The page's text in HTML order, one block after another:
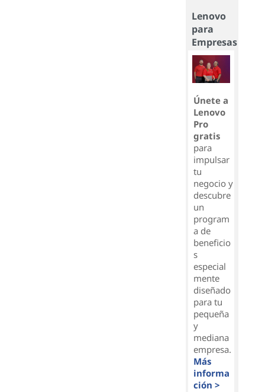
Lenovo
para
Empresas
Únete a
Lenovo
Pro
gratis
para
impulsar
tu
negocio y
descubre
un
program
a de
beneficio
s
especial
mente
diseñado
para tu
pequeña
y
mediana
empresa.
Más
informa
ción >